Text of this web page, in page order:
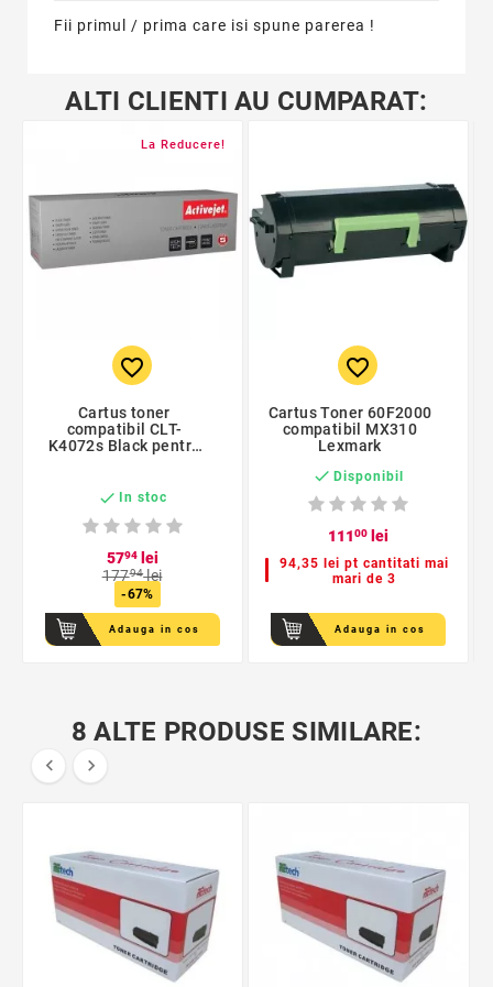
Fii primul / prima care isi spune parerea !
ALTI CLIENTI AU CUMPARAT:
La Reducere!
favorite_border
Cartus toner
compatibil CLT-
K4072s Black pentru
ani
 In stoc
5794lei
17794lei
-67%
Adauga in cos
favorite_border
Cartus Toner 60F2000
compatibil MX310
Lexmark
 Disponibil
11100lei
94,35 lei pt cantitati mai
mari de 3
Adauga in cos
8 ALTE PRODUSE SIMILARE:
 